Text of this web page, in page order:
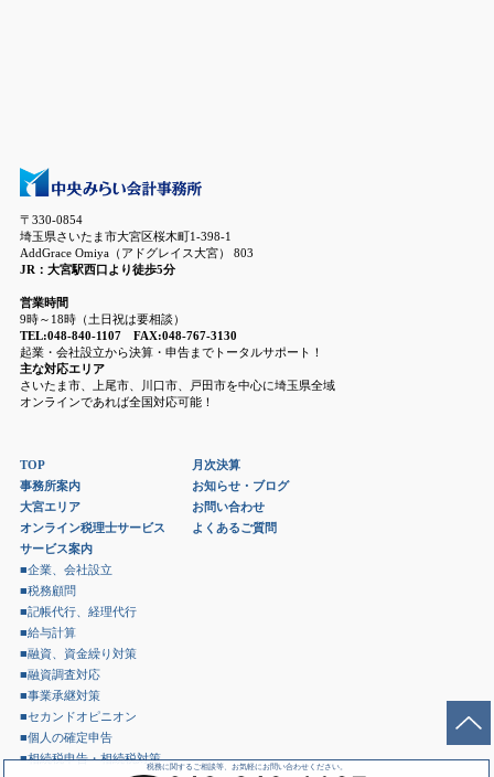
税務に関するご相談等、お気軽にお問い合わせください。
〒330-0854
埼玉県さいたま市大宮区桜木町1-398-1
AddGrace Omiya（アドグレイス大宮） 803
JR：大宮駅西口より徒歩5分
営業時間
9時～18時（土日祝は要相談）
TEL:048-840-1107 FAX:048-767-3130
起業・会社設立から決算・申告までトータルサポート！
主な対応エリア
さいたま市、上尾市、川口市、戸田市を中心に埼玉県全域
オンラインであれば全国対応可能！
TOP
事務所案内
大宮エリア
オンライン税理士サービス
サービス案内
■企業、会社設立
■税務顧問
■記帳代行、経理代行
■給与計算
■融資、資金繰り対策
■融資調査対応
■事業承継対策
■セカンドオピニオン
■個人の確定申告
■相続税申告・相続税対策
月次決算
お知らせ・ブログ
お問い合わせ
よくあるご質問